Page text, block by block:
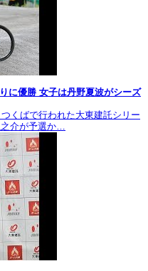
に優勝 女子は丹野夏波がシーズ
くばで行われた大東建託シリー
之介が予選か…